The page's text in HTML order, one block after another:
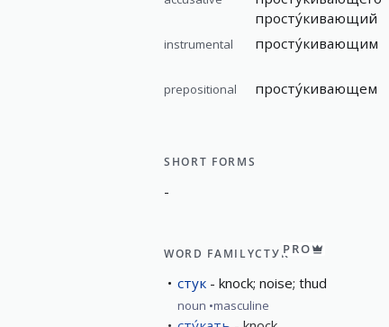
просту́кивающий
instrumental просту́кивающим
prepositional просту́кивающем
SHORT FORMS
-
WORD FAMILYСТУКPRO
стук knock; noise; thud
noun masculine